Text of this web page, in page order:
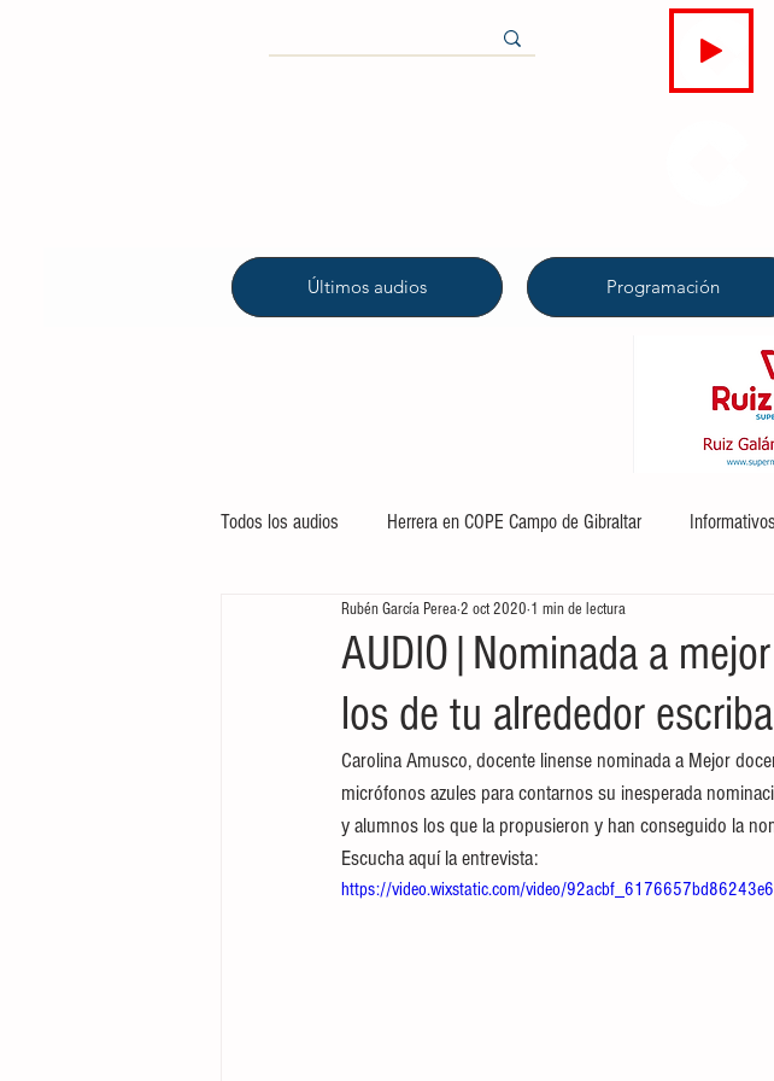
Últimos audios Programación
Todos los audios Herrera en COPE Campo de Gibraltar Informativos
Te queremos ver Arrancamos motores
AUDIO|Nominada a
los de tu alrededor
Rubén García Perea2 oct 2020 1 min de lectura
Carolina Amusco, docente linense nominada a Mejor
micrófonos azules para contarnos su inesperada
y alumnos los que la propusieron y han conseguido la
Escucha aquí la entrevista:
https://video.wixstatic.com/video/